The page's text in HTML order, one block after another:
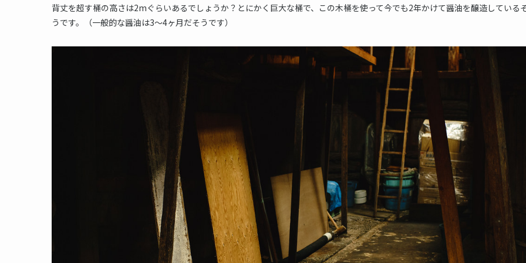
背丈を超す桶の高さは2mぐらいあるでしょうか？とにかく巨大な桶で、この木桶を使って今でも2年かけて醤油を醸造している
うです。（一般的な醤油は3〜4ヶ月だそうです）